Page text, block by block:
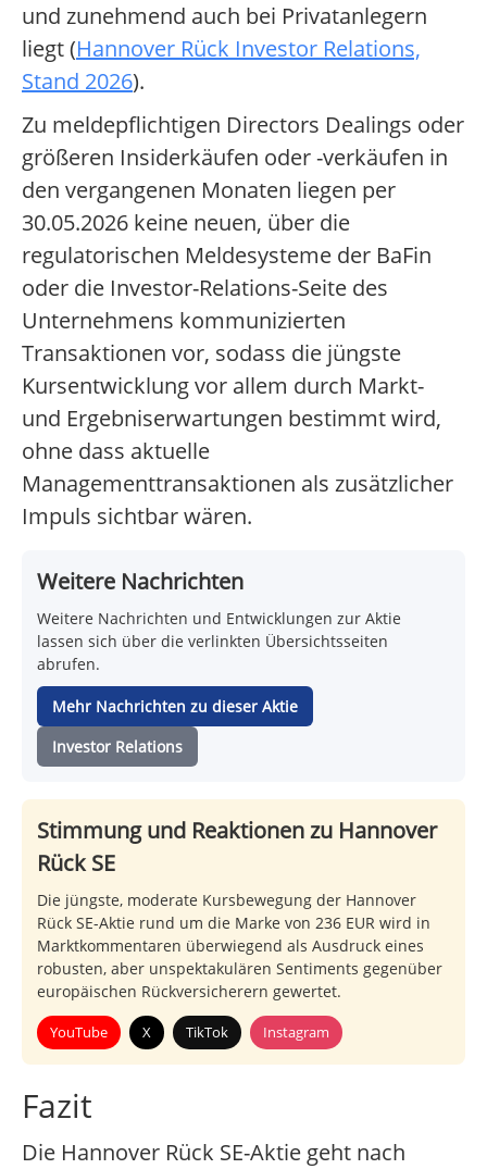
und zunehmend auch bei Privatanlegern
liegt (Hannover Rück Investor Relations,
Stand 2026).
Zu meldepflichtigen Directors Dealings oder
größeren Insiderkäufen oder -verkäufen in
den vergangenen Monaten liegen per
30.05.2026 keine neuen, über die
regulatorischen Meldesysteme der BaFin
oder die Investor-Relations-Seite des
Unternehmens kommunizierten
Transaktionen vor, sodass die jüngste
Kursentwicklung vor allem durch Markt-
und Ergebniserwartungen bestimmt wird,
ohne dass aktuelle
Managementtransaktionen als zusätzlicher
Impuls sichtbar wären.
Weitere Nachrichten
Weitere Nachrichten und Entwicklungen zur Aktie
lassen sich über die verlinkten Übersichtsseiten
abrufen.
Mehr Nachrichten zu dieser Aktie
Investor Relations
Stimmung und Reaktionen zu Hannover
Rück SE
Die jüngste, moderate Kursbewegung der Hannover
Rück SE-Aktie rund um die Marke von 236 EUR wird in
Marktkommentaren überwiegend als Ausdruck eines
robusten, aber unspektakulären Sentiments gegenüber
europäischen Rückversicherern gewertet.
YouTube X TikTok Instagram
Fazit
Die Hannover Rück SE-Aktie geht nach